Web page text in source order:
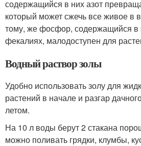
содержащийся в них азот
который может сжечь все живое в
тому, же фосфор, содержащийся
фекалиях, малодоступен для
Водный раствор золы
Удобно использовать золу для
растений в начале и разгар
летом.
На 10 л воды берут 2 стакана
можно поливать грядки, клумбы,